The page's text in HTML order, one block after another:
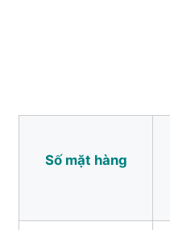
Thiết bị sân chơi nhỏ
Trượt nước trẻ em
cầu trượt nước tùy
Số mặt hàng